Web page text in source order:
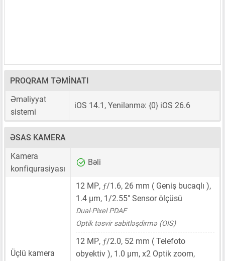
PROQRAM TƏMINATI
Əməliyyat
sistemi
iOS 14.1, Yenilənmə: {0} iOS 26.6
ƏSAS KAMERA
Kamera
konfiqurasiyası
Bəli
Üçlü kamera
12 MP, ƒ/1.6, 26 mm ( Geniş bucaqlı ),
1.4 μm, 1/2.55" Sensor ölçüsü
Dual-Pixel PDAF
Optik təsvir sabitləşdirmə (OIS)
12 MP, ƒ/2.0, 52 mm ( Telefoto
obyektiv ), 1.0 μm, x2 Optik zoom,